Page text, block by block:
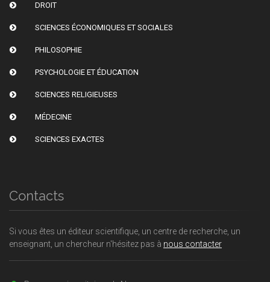
DROIT
SCIENCES ÉCONOMIQUES ET SOCIALES
PHILOSOPHIE
PSYCHOLOGIE ET ÉDUCATION
SCIENCES RELIGIEUSES
MÉDECINE
SCIENCES EXACTES
Contacts
Si vous êtes un éditeur scientifique, un centre de recherche, un
enseignant, un chercheur n'hésitez pas à nous contacter